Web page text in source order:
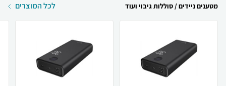
מטענים ניידים / סוללות גיבוי ועוד לכל המוצרים